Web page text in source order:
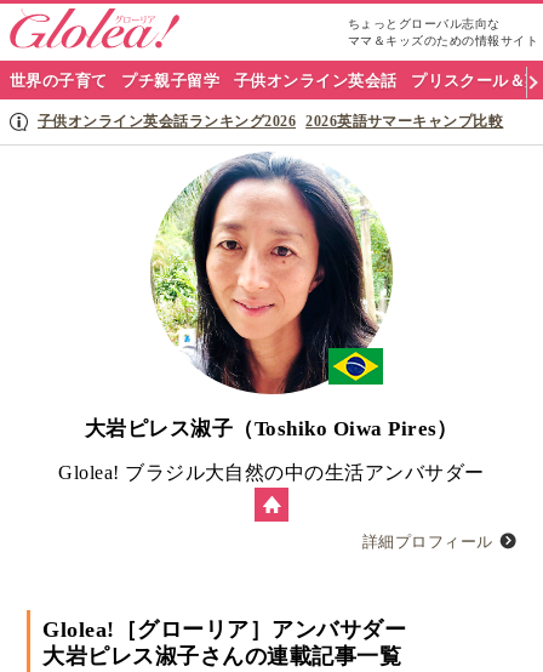
ちょっとグローバル志向な
ママ＆キッズのための情報サイト
グ
ロ
世界の子育て プチ親子留学 子供オンライン英会話 プリスクール＆
子供オンライン英会話ランキング2026 2026英語サマーキャンプ比較
大岩ピレス淑子（Toshiko Oiwa Pires）
Glolea! ブラジル大自然の中の生活アンバサダー
詳細プロフィール
Glolea!［グローリア］アンバサダー
大岩ピレス淑子さんの連載記事一覧